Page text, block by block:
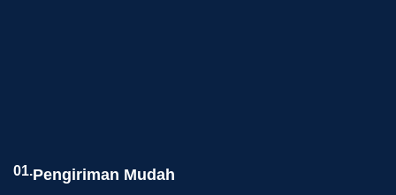
01.Pengiriman Mudah